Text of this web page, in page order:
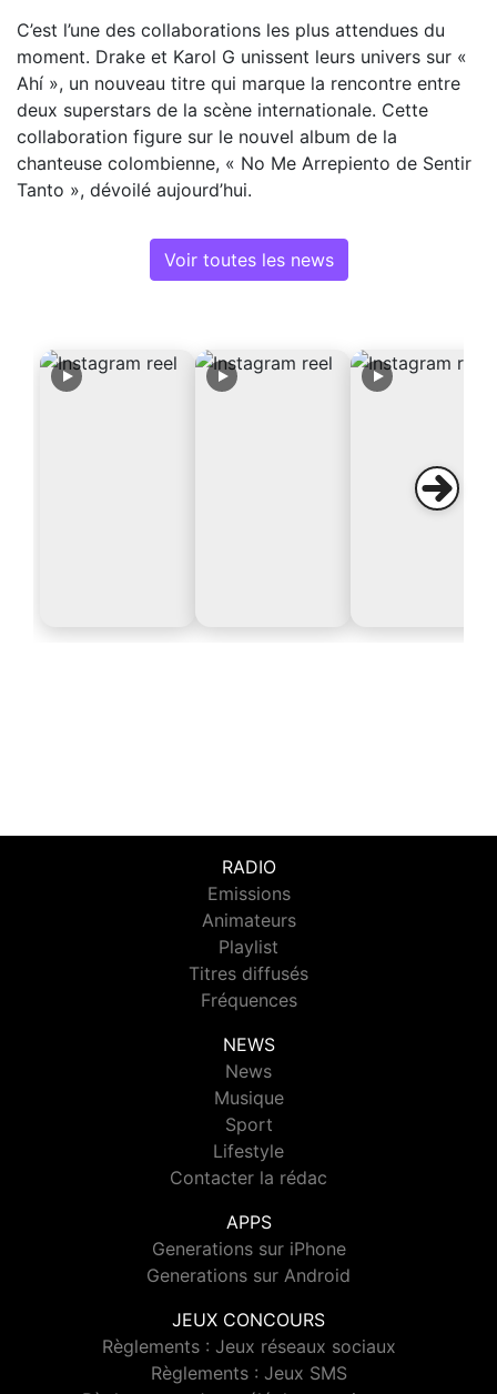
C’est l’une des collaborations les plus attendues du
moment. Drake et Karol G unissent leurs univers sur «
Ahí », un nouveau titre qui marque la rencontre entre
deux superstars de la scène internationale. Cette
collaboration figure sur le nouvel album de la
chanteuse colombienne, « No Me Arrepiento de Sentir
Tanto », dévoilé aujourd’hui.
Voir toutes les news
RADIO
Emissions
Animateurs
Playlist
Titres diffusés
Fréquences
NEWS
News
Musique
Sport
Lifestyle
Contacter la rédac
APPS
Generations sur iPhone
Generations sur Android
JEUX CONCOURS
Règlements : Jeux réseaux sociaux
Règlements : Jeux SMS